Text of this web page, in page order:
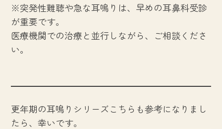
※突発性難聴や急な耳鳴りは、早めの耳鼻科受診
が重要です。
医療機関での治療と並行しながら、ご相談くださ
い。
更年期の耳鳴りシリーズこちらも参考になりまし
たら、幸いです。